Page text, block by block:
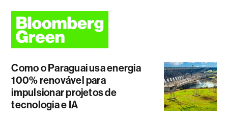
Como o Paraguai usa energia
100% renovável para
impulsionar projetos de
tecnologia e IA